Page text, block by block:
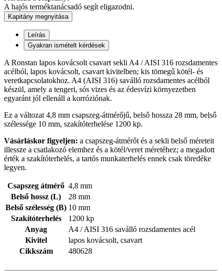
A hajós terméktanácsadó segít eligazodni.
Kapitány megnyitása
Leírás
Gyakran ismételt kérdések
A Ronstan lapos kovácsolt csavart sekli A4 / AISI 316 rozsdamentes
acélból, lapos kovácsolt, csavart kivitelben; kis tömegű kötél- és
veretkapcsolatokhoz. A4 (AISI 316) saválló rozsdamentes acélból
készül, amely a tengeri, sós vizes és az édesvízi környezetben
egyaránt jól ellenáll a korróziónak.
Ez a változat 4,8 mm csapszeg-átmérőjű, belső hossza 28 mm, belső
szélessége 10 mm, szakítóterhelése 1200 kp.
Vásárláskor figyeljen: a csapszeg-átmérőt és a sekli belső méreteit
illessze a csatlakozó elemhez és a kötél/veret méretéhez; a megadott
érték a szakítóterhelés, a tartós munkaterhelés ennek csak töredéke
legyen.
Csapszeg átmérő 4,8 mm
Belső hossz (L)
28 mm
Belső szélesség (B) 10 mm
Szakítóterhelés
1200 kp
Anyag
A4 / AISI 316 saválló rozsdamentes acél
Kivitel
lapos kovácsolt, csavart
Cikkszám
480628